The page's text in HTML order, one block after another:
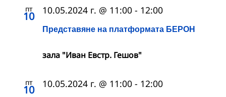
пт
10
Представяне на платформата БЕРОН
10.05.2024 г. @ 11:00 - 12:00
зала "Иван Евстр. Гешов"
пт
10 10.05.2024 г. @ 11:00 - 12:00